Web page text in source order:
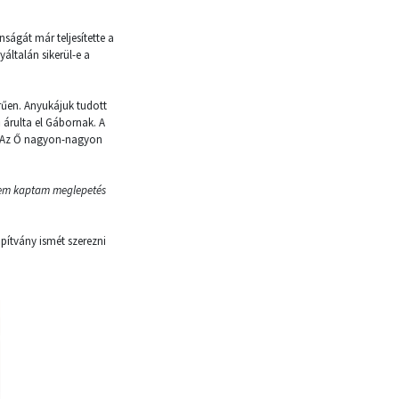
már teljesítette a
sikerül-e a
Anyukájuk tudott
el Gábornak. A
Ő nagyon-nagyon
kaptam meglepetés
ismét szerezni